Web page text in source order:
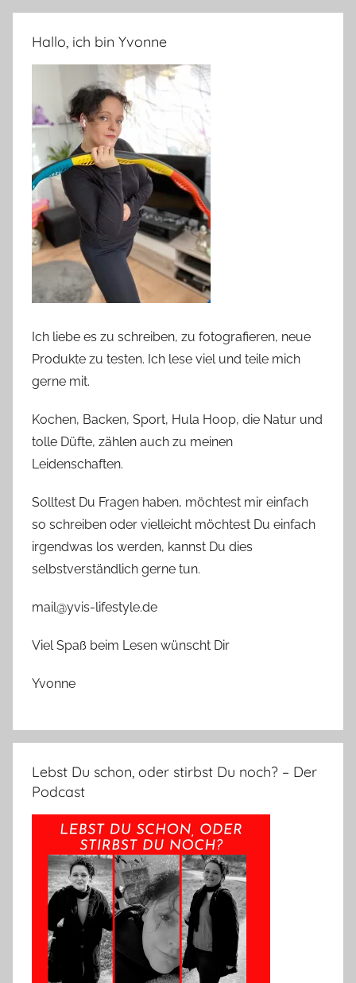
Hallo, ich bin Yvonne
Ich liebe es zu schreiben, zu fotografieren, neue
Produkte zu testen. Ich lese viel und teile mich
gerne mit.
Kochen, Backen, Sport, Hula Hoop, die Natur und
tolle Düfte, zählen auch zu meinen
Leidenschaften.
Solltest Du Fragen haben, möchtest mir einfach
so schreiben oder vielleicht möchtest Du einfach
irgendwas los werden, kannst Du dies
selbstverständlich gerne tun.
mail@yvis-lifestyle.de
Viel Spaß beim Lesen wünscht Dir
Yvonne
Lebst Du schon, oder stirbst Du noch? – Der
Podcast